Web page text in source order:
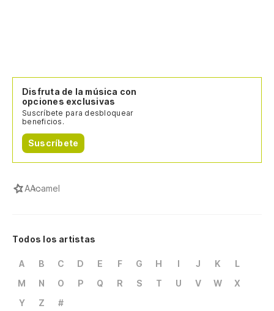
Disfruta de la música con
opciones exclusivas
Suscríbete para desbloquear
beneficios.
Suscríbete
AAcamel
Todos los artistas
A B C D E F G H I J K
L
M
N O P Q R S T U V W
X
Y
Z #